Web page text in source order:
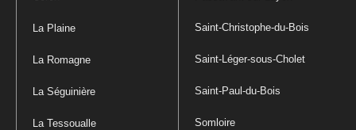
La Plaine
La Romagne
La Séguinière
La Tessoualle
Saint-Christophe-du-Bois
Saint-Léger-sous-Cholet
Saint-Paul-du-Bois
Somloire